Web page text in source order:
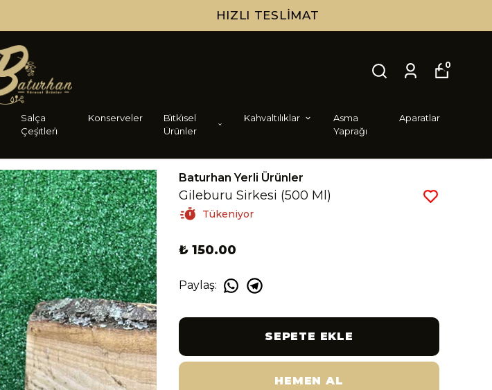
Salça
Çeşi̇tleri̇
Konserveler
Bi̇tki̇sel
Ürünler
Kahvaltılıklar
Asma
Yaprağı
Aparatlar
0
Baturhan Yerli Ürünler
Gileburu Sirkesi (500 Ml)
Tükeniyor
₺ 150.00
Paylaş:
SEPETE EKLE
HEMEN AL